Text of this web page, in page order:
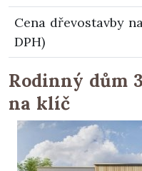
Cena dřevostavby
DPH)
Rodinný dům
na klíč